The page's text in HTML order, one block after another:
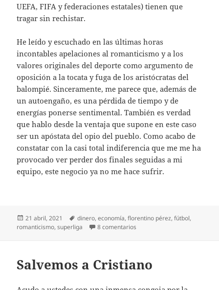
UEFA, FIFA y federaciones estatales) tienen que
tragar sin rechistar.
He leído y escuchado en las últimas horas
incontables apelaciones al romanticismo y a los
valores originales del deporte como argumento de
oposición a la tocata y fuga de los aristócratas del
balompié. Sinceramente, me parece que, además de
un autoengaño, es una pérdida de tiempo y de
energías ponerse sentimental. También es verdad
que hablo desde la ventaja que supone en este caso
ser un apóstata del opio del pueblo. Como acabo de
constatar con la casi total indiferencia que me me ha
provocado ver perder dos finales seguidas a mi
equipo, este negocio ya no me hace sufrir.
Publicado
el
21 abril, 2021 Etiquetas
dinero,economía,florentino pérez,fútbol,
romanticismo,superliga 8 comentarios
Salvemos a Cristiano